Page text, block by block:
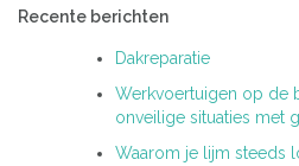
Recente berichten
Dakreparatie
Werkvoertuigen op de
onveilige situaties met
Waarom je lijm steeds